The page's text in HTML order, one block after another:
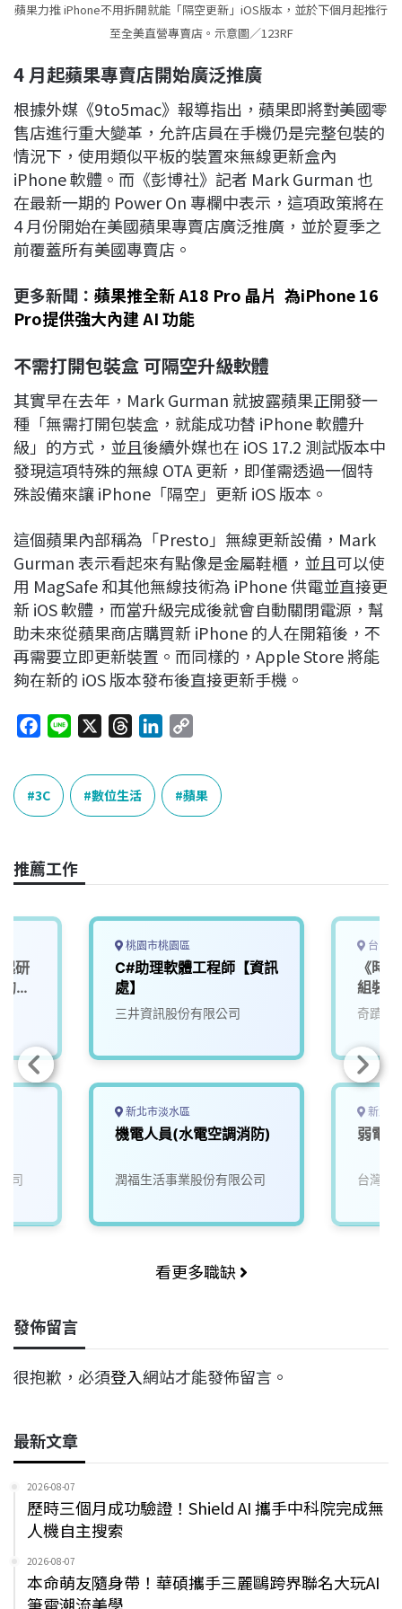
蘋果力推 iPhone不用拆開就能「隔空更新」iOS版本，並於下個月起推行
至全美直營專賣店。示意圖／123RF
4 月起蘋果專賣店開始廣泛推廣
根據外媒《9to5mac》報導指出，蘋果即將對美國零
售店進行重大變革，允許店員在手機仍是完整包裝的
情況下，使用類似平板的裝置來無線更新盒內
iPhone 軟體。而《彭博社》記者 Mark Gurman 也
在最新一期的 Power On 專欄中表示，這項政策將在
4 月份開始在美國蘋果專賣店廣泛推廣，並於夏季之
前覆蓋所有美國專賣店。
更多新聞： 蘋果推全新 A18 Pro 晶片 為iPhone 16
Pro提供強大內建 AI 功能
不需打開包裝盒可隔空升級軟體
其實早在去年，Mark Gurman 就披露蘋果正開發一
種「無需打開包裝盒，就能成功替 iPhone 軟體升
級」的方式，並且後續外媒也在 iOS 17.2 測試版本中
發現這項特殊的無線 OTA 更新，即僅需透過一個特
殊設備來讓 iPhone「隔空」更新 iOS 版本。
這個蘋果內部稱為「Presto」無線更新設備，Mark
Gurman 表示看起來有點像是金屬鞋櫃，並且可以使
用 MagSafe 和其他無線技術為 iPhone 供電並直接更
新 iOS 軟體，而當升級完成後就會自動關閉電源，幫
助未來從蘋果商店購買新 iPhone 的人在開箱後，不
再需要立即更新裝置。而同樣的，Apple Store 將能
夠在新的 iOS 版本發布後直接更新手機。
c
e
b
o
k
e
r
e
a
k
e
n
p
y
L
k
3C 數位生活 蘋果
推薦工作
研
未
司
桃園市桃園區
C#助理軟體工程師【資訊
處】
三井資訊股份有限公司
新北市淡水區
機電人員(水電空調消防)
潤福生活事業股份有限公司
台中
《時
組裝
奇蹟生
新北
弱電
台灣寶
看更多職缺
發佈留言
很抱歉，必須登入網站才能發佈留言。
最新文章
2026-08-07
歷時三個月成功驗證！Shield AI 攜手中科院完成無
人機自主搜索
2026-08-07
本命萌友隨身帶！華碩攜手三麗鷗跨界聯名大玩AI
筆電潮流美學